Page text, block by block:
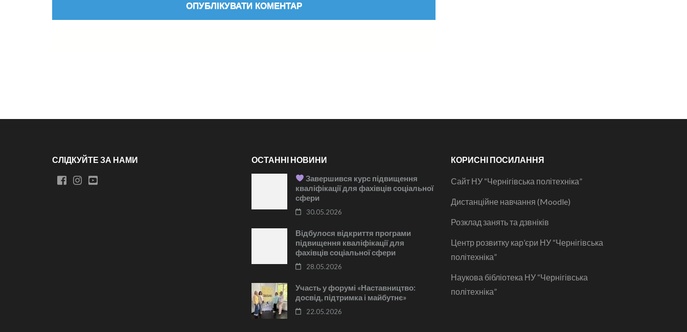
СЛІДКУЙТЕ ЗА НАМИ ОСТАННІ НОВИНИ
Завершився курс підвищення
кваліфікації для фахівців соціальної
сфери
30.05.2026
Відбулося відкриття програми
підвищення кваліфікації для
фахівців соціальної сфери
28.05.2026
Участь у форумі «Наставництво:
досвід, підтримка і майбутнє»
22.05.2026
КОРИСНІ ПОСИЛАННЯ
Сайт НУ “Чернігівська політехніка”
Дистанційне навчання (Moodle)
Розклад занять та дзвніків
Центр розвитку кар’єри НУ “Чернігівська
політехніка”
Наукова бібліотека НУ “Чернігівська
політехніка”